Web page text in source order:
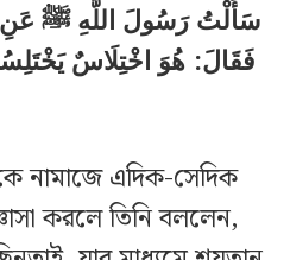
سَأَلْتُ رَسُولَ اللَّهِ ﷺ عَنِ
فَقَالَ: هُوَ اخْتِلَاسٌ
নামাজে এদিক-সেদিক
করলে তিনি বললেন,